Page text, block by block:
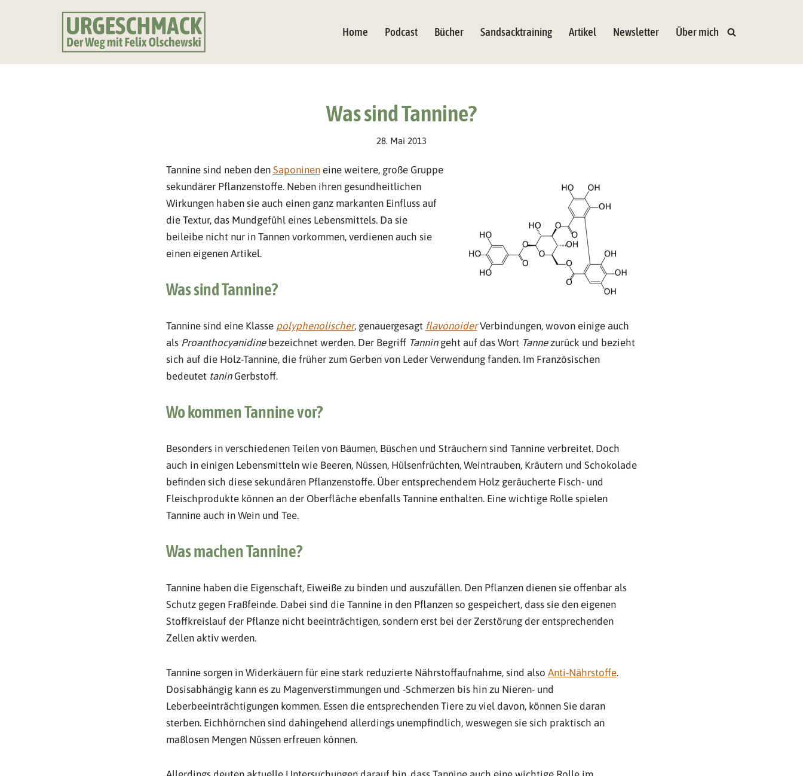
springen
Home Podcast Bücher Sandsacktraining Artikel Newsletter Über mich
Was sind Tannine?
28. Mai 2013
Tannine sind neben den Saponineneine weitere, große Gruppe
sekundärer Pflanzenstoffe. Neben ihren gesundheitlichen
Wirkungen haben sie auch einen ganz markanten Einfluss auf
die Textur, das Mundgefühl eines Lebensmittels. Da sie
beileibe nicht nur in Tannen vorkommen, verdienen auch sie
einen eigenen Artikel.
Was sind Tannine?
Tannine sind eine Klasse polyphenolischer, genauergesagt flavonoiderVerbindungen, wovon einige auch
als Proanthocyanidinebezeichnet werden. Der Begriff Tanningeht auf das Wort Tannezurück und bezieht
sich auf die Holz-Tannine, die früher zum Gerben von Leder Verwendung fanden. Im Französischen
bedeutet taninGerbstoff.
Wo kommen Tannine vor?
Besonders in verschiedenen Teilen von Bäumen, Büschen und Sträuchern sind Tannine verbreitet. Doch
auch in einigen Lebensmitteln wie Beeren, Nüssen, Hülsenfrüchten, Weintrauben, Kräutern und Schokolade
befinden sich diese sekundären Pflanzenstoffe. Über entsprechendem Holz geräucherte Fisch- und
Fleischprodukte können an der Oberfläche ebenfalls Tannine enthalten. Eine wichtige Rolle spielen
Tannine auch in Wein und Tee.
Was machen Tannine?
Tannine haben die Eigenschaft, Eiweiße zu binden und auszufällen. Den Pflanzen dienen sie offenbar als
Schutz gegen Fraßfeinde. Dabei sind die Tannine in den Pflanzen so gespeichert, dass sie den eigenen
Stoffkreislauf der Pflanze nicht beeinträchtigen, sondern erst bei der Zerstörung der entsprechenden
Zellen aktiv werden.
Tannine sorgen in Widerkäuern für eine stark reduzierte Nährstoffaufnahme, sind also Anti-Nährstoffe.
Dosisabhängig kann es zu Magenverstimmungen und -Schmerzen bis hin zu Nieren- und
Leberbeeinträchtigungen kommen. Essen die entsprechenden Tiere zu viel davon, können Sie daran
sterben. Eichhörnchen sind dahingehend allerdings unempfindlich, weswegen sie sich praktisch an
maßlosen Mengen Nüssen erfreuen können.